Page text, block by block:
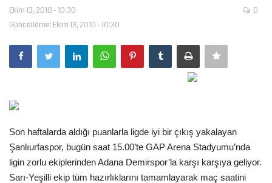
Anasayfa
Köşe Yazıları
Şanlıurfa
Eğitim
Spor
Ekim 13, 2010 - 10:30
Güncelleme: Ekim 13, 2010 - 10:30
0
Son haftalarda aldığı puanlarla ligde iyi bir çıkış yakalayan
Şanlıurfaspor, bugün saat 15.00’te GAP Arena Stadyumu’nda
ligin zorlu ekiplerinden Adana Demirspor’la karşı karşıya geliyor.
Sarı-Yeşilli ekip tüm hazırlıklarını tamamlayarak maç saatini